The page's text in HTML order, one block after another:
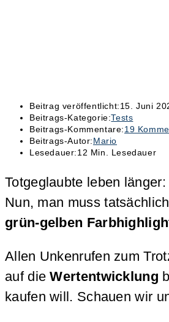
Beitrag veröffentlicht:15. Juni
Beitrags-Kategorie:Tests
Beitrags-Kommentare:19
Beitrags-Autor:Mario
Lesedauer:12 Min. Lesedauer
Totgeglaubte leben
Nun, man muss
grün-gelben
Allen Unkenrufen zum
auf dieWertentwicklung
kaufen will. Schauen wir